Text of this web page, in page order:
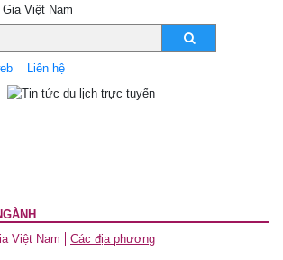
Liên hệ
Việt Nam
Các địa phương